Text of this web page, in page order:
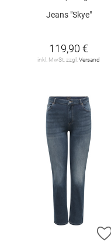
Jeans "Skye"
119,90 €
inkl. MwSt. zzgl. Versand